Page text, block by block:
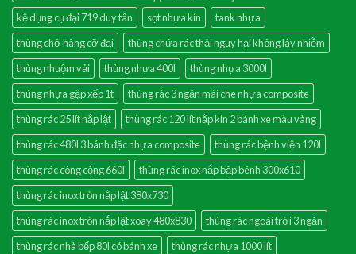
kệ dụng cụ đại 719 duy tân
sọt nhựa kín
tank nhựa
thùng chở hàng cỡ đại
thùng chứa rác thải nguy hại không lây nhiễm
thùng nhuộm vải
thùng nhựa 400l
thùng nhựa 3000l
thùng nhựa gập xếp 1t
thùng rác 3 ngăn mái che nhựa composite
thùng rác 25 lít nắp lật
thùng rác 120 lít nắp kín 2 bánh xe màu vàng
thùng rác 480l 3 bánh đặc nhựa composite
thùng rác bệnh viện 120l
thùng rác công cộng 660l
thùng rác inox nắp bập bênh 300x610
thùng rác inox tròn nắp lật 380x730
thùng rác inox tròn nắp lật xoay 480x830
thùng rác ngoài trời 3 ngăn
thùng rác nhà bếp 80l có bánh xe
thùng rác nhựa 1000 lít